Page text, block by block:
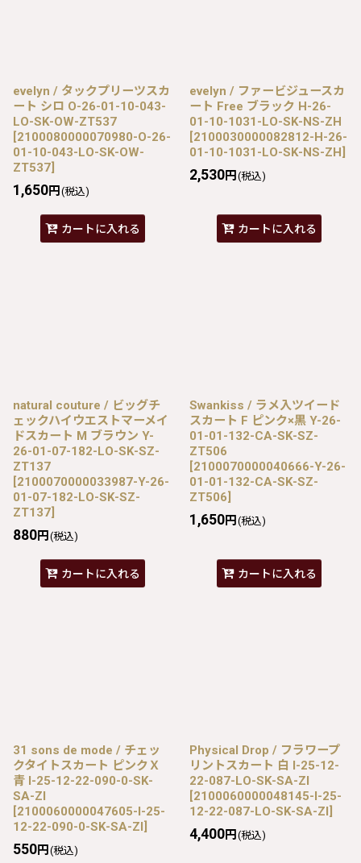
evelyn / タックプリーツスカ
ート シロ O-26-01-10-043-
LO-SK-OW-ZT537
[2100080000070980-O-26-
01-10-043-LO-SK-OW-
ZT537]
1,650円 (税込)
カートに入れる
evelyn / ファービジュースカ
ート Free ブラック H-26-
01-10-1031-LO-SK-NS-ZH
[2100030000082812-H-26-
01-10-1031-LO-SK-NS-ZH]
2,530円 (税込)
カートに入れる
natural couture / ビッグチ
ェックハイウエストマーメイ
ドスカート M ブラウン Y-
26-01-07-182-LO-SK-SZ-
ZT137
[2100070000033987-Y-26-
01-07-182-LO-SK-SZ-
ZT137]
880円 (税込)
カートに入れる
Swankiss / ラメ入ツイード
スカート F ピンク×黒 Y-26-
01-01-132-CA-SK-SZ-
ZT506
[2100070000040666-Y-26-
01-01-132-CA-SK-SZ-
ZT506]
1,650円 (税込)
カートに入れる
31 sons de mode / チェッ
クタイトスカート ピンクＸ
青 I-25-12-22-090-0-SK-
SA-ZI
[2100060000047605-I-25-
12-22-090-0-SK-SA-ZI]
550円 (税込)
Physical Drop / フラワープ
リントスカート 白 I-25-12-
22-087-LO-SK-SA-ZI
[2100060000048145-I-25-
12-22-087-LO-SK-SA-ZI]
4,400円 (税込)